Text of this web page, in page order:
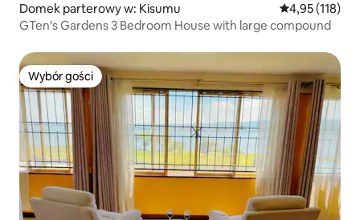
Domek parterowy w: Kisumu Średnia
4,95 (118)
GTen's Gardens 3 Bedroom House with large compound
Wybór gości
Wybór gości